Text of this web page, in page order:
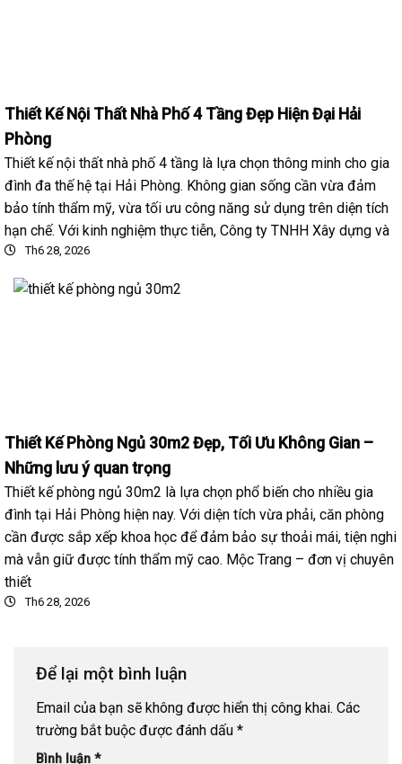
Thiết Kế Nội Thất Nhà Phố 4 Tầng Đẹp Hiện Đại Hải
Phòng
Thiết kế nội thất nhà phố 4 tầng là lựa chọn thông minh cho gia
đình đa thế hệ tại Hải Phòng. Không gian sống cần vừa đảm
bảo tính thẩm mỹ, vừa tối ưu công năng sử dụng trên diện tích
hạn chế. Với kinh nghiệm thực tiễn, Công ty TNHH Xây dựng và
Th6 28, 2026
Thiết Kế Phòng Ngủ 30m2 Đẹp, Tối Ưu Không Gian –
Những lưu ý quan trọng
Thiết kế phòng ngủ 30m2 là lựa chọn phổ biến cho nhiều gia
đình tại Hải Phòng hiện nay. Với diện tích vừa phải, căn phòng
cần được sắp xếp khoa học để đảm bảo sự thoải mái, tiện nghi
mà vẫn giữ được tính thẩm mỹ cao. Mộc Trang – đơn vị chuyên
thiết
Th6 28, 2026
Để lại một bình luận
Email của bạn sẽ không được hiển thị công khai. Các
trường bắt buộc được đánh dấu *
Bình luận *